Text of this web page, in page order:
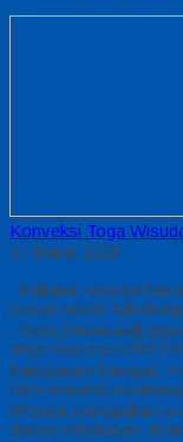
Konveksi Toga
27 Maret 2026
Pakaian wisuda
penuh kesan
: https://
https://wa.me/
Kabupaten Kampar,
oleh instansi
Wisuda merupakan
dalam kehidupan.